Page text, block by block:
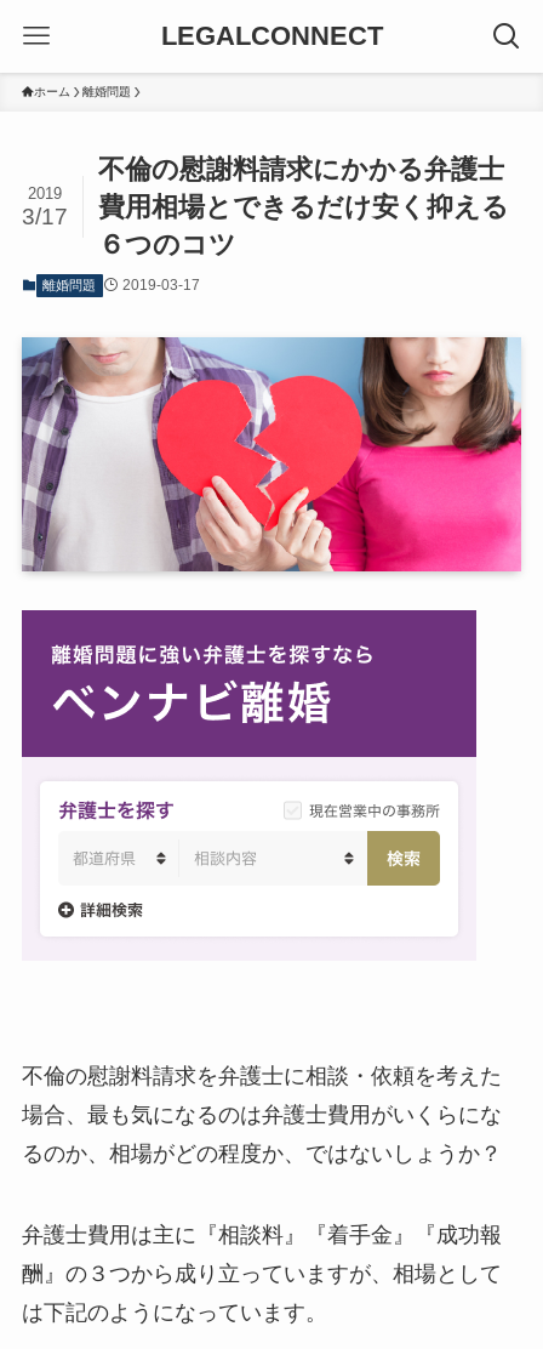
LEGALCONNECT
ホーム 離婚問題
不倫の慰謝料請求にかかる弁護士
費用相場とできるだけ安く抑える
６つのコツ
2019
3/17
離婚問題 2019-03-17
不倫の慰謝料請求を弁護士に相談・依頼を考えた
場合、最も気になるのは弁護士費用がいくらにな
るのか、相場がどの程度か、ではないしょうか？
弁護士費用は主に『相談料』『着手金』『成功報
酬』の３つから成り立っていますが、相場として
は下記のようになっています。